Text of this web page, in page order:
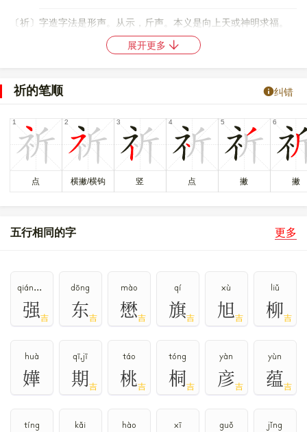
〔祈〕字造字法是形声。从示，斤声。本义是向上天或神明求福。
IFHML，五笔是PYRH，四角号码是
〔祈〕字的UNICODE是
中日韩统一表
00007948，UTF-8：E7 A5 88。
〔祈〕字在 《通用规范汉字表》 一级字表 中，序号 1295 ，属次
常用字
展开更多
祈的笔顺 纠错
点 横撇/横钩 竖 点 撇 撇
五行相同的字 更多
qiáng,qiǎng,jiàng
强吉
dōng
东吉
mào
懋吉
qí
旗吉
xù
旭吉
liǔ
柳吉
huà
嬅
qī,jī
期吉
táo
桃吉
tóng
桐吉
yàn
彦吉
yùn
蕴吉
tíng kǎi hào xī guǒ jǐng